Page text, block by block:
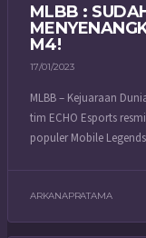
MLBB :
M4!
17/01/2023
MLBB – Kejuaraan
tim ECHO Esports
populer Mobile
ARKANAPRATAMA